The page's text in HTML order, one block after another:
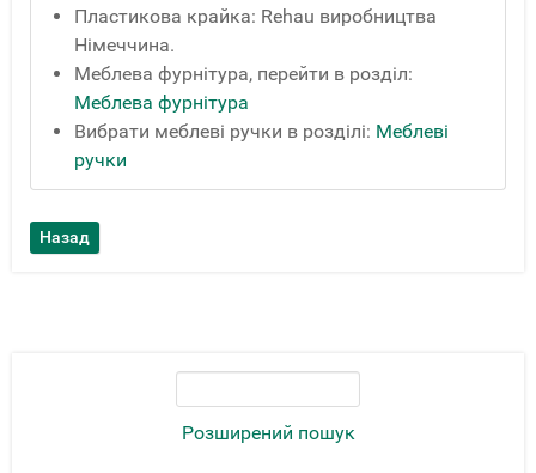
Розширений пошук
Пластикова крайка: Rehau виробництва
Німеччина.
Меблева фурнітура, перейти в розділ:
Меблева фурнітура
Вибрати меблеві ручки в розділі: Меблеві
ручки